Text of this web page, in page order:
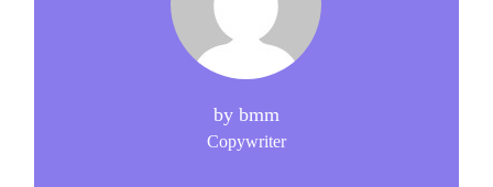
by bmm
Copywriter